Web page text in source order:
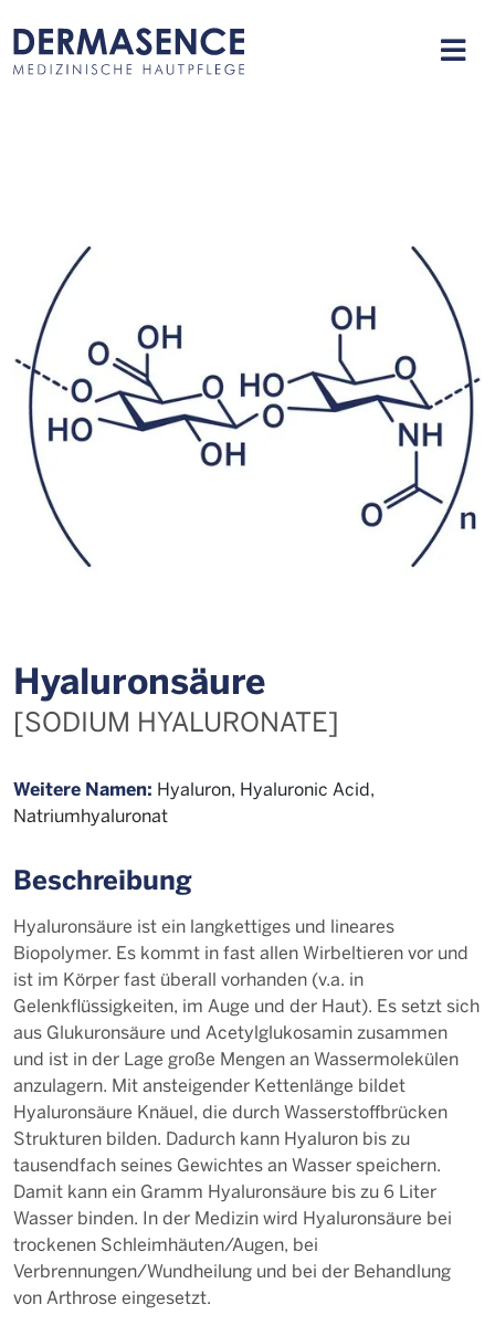
Hya­lu­ron­säu­re
[SODIUM HYALURONATE]
Weitere Namen: Hyaluron, Hyaluronic Acid,
Natriumhyaluronat
Beschreibung
Hyaluronsäure ist ein langkettiges und lineares
Biopolymer. Es kommt in fast allen Wirbeltieren vor und
ist im Körper fast überall vorhanden (v.a. in
Gelenkflüssigkeiten, im Auge und der Haut). Es setzt sich
aus Glukuronsäure und Acetylglukosamin zusammen
und ist in der Lage große Mengen an Wassermolekülen
anzulagern. Mit ansteigender Kettenlänge bildet
Hyaluronsäure Knäuel, die durch Wasserstoffbrücken
Strukturen bilden. Dadurch kann Hyaluron bis zu
tausendfach seines Gewichtes an Wasser speichern.
Damit kann ein Gramm Hyaluronsäure bis zu 6 Liter
Wasser binden. In der Medizin wird Hyaluronsäure bei
trockenen Schleimhäuten/Augen, bei
Verbrennungen/Wundheilung und bei der Behandlung
von Arthrose eingesetzt.